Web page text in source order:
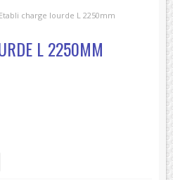
Etabli charge lourde L 2250mm
L 2250MM